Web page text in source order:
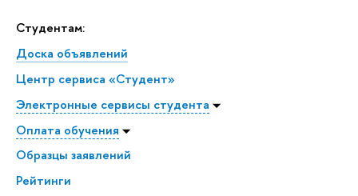
Студентам:
Доска объявлений
Центр сервиса «Студент»
Электронные сервисы студента
Оплата обучения
Образцы заявлений
Рейтинги